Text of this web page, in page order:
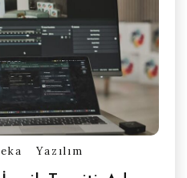
Yazılım